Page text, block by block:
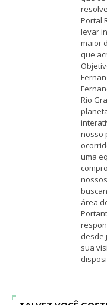
Portal
levar
maior
que
Rio
nosso
uma
área
desde
sua